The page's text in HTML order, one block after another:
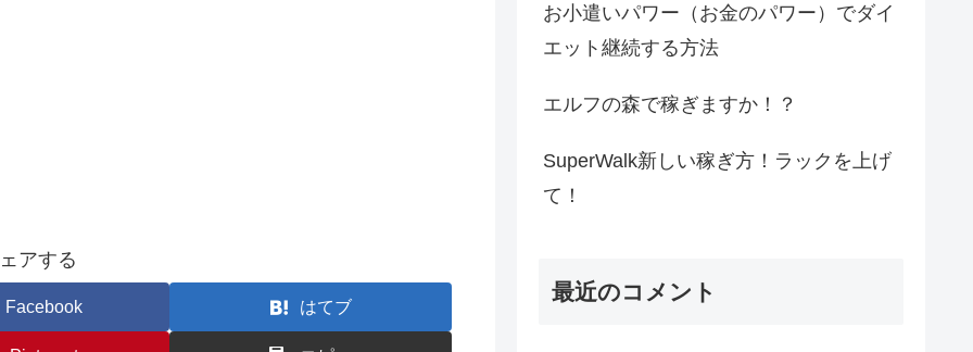
アする
Facebook はてブ
お小遣いパワー（お金のパワー）でダイ
エット継続する方法
エルフの森で稼ぎますか！？
SuperWalk新しい稼ぎ方！ラックを上げ
て！
最近のコメント